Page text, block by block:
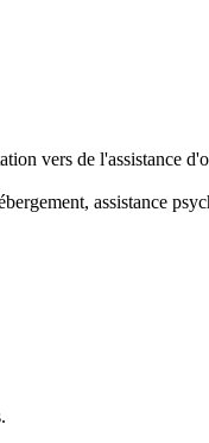
vers de l'assistance
assistance